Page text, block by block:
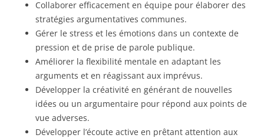
Collaborer efficacement en équipe pour élaborer des
stratégies argumentatives communes.
Gérer le stress et les émotions dans un contexte de
pression et de prise de parole publique.
Améliorer la flexibilité mentale en adaptant les
arguments et en réagissant aux imprévus.
Développer la créativité en générant de nouvelles
idées ou un argumentaire pour répond aux points de
vue adverses.
Développer l’écoute active en prêtant attention aux